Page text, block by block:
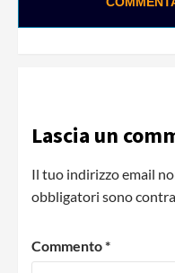
Lascia un
Il tuo indirizzo email
obbligatori sono
Commento*